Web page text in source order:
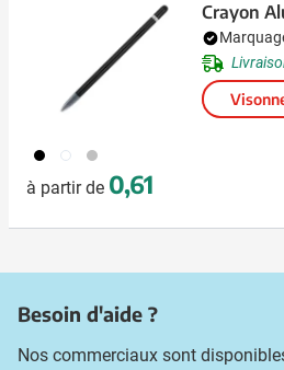
001 002 032
à partir de 0,61
Crayon
Besoin d'aide ?
Nos commerciaux sont